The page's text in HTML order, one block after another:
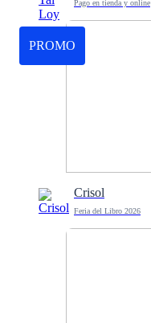
Pago en tienda y online
PROMO
Crisol
Feria del Libro 2026